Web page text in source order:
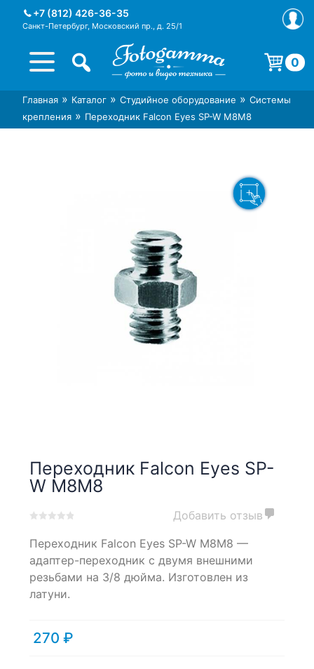
+7 (812) 426-36-35
Санкт-Петербург, Московский пр., д. 25/1
Интернет-магазин фототехники
Foto-Gamma в СПб
Магазин фотоаксессуаров foto-
gamma.ru
0
Корзина пуста.
Главная » Каталог » Студийное оборудование » Системы
крепления » Переходник Falcon Eyes SP-W M8M8
Переходник Falcon Eyes SP-
W M8M8
out
based
on
customer
Добавить отзыв
Переходник Falcon Eyes SP-W M8M8 —
адаптер-переходник с двумя внешними
резьбами на 3/8 дюйма. Изготовлен из
латуни.
270 ₽